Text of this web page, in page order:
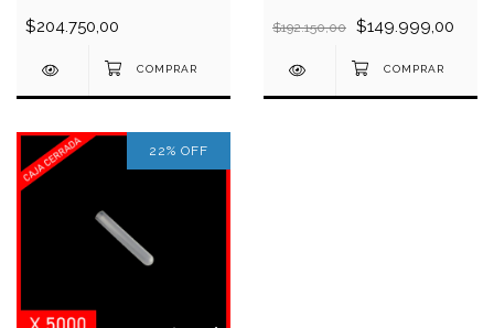
$204.750,00 $192.150,00 $149.999,00
22% OFF